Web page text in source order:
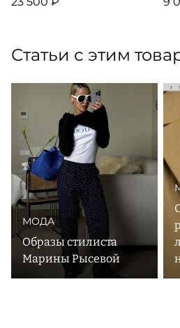
Статьи с этим
МОДА
Образы стилиста
Марины Рысевой